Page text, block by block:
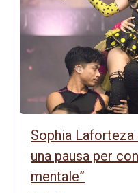
Sophia Laforteza
una pausa per
mentale”